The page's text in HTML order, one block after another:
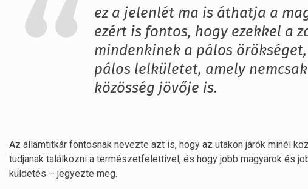
ez a jelenlét ma is áthatja a
ezért is fontos, hogy ezekkel a
mindenkinek a pálos
pálos lelkületet, amely
közösség jövője is.
Az államtitkár fontosnak nevezte azt is, hogy az utakon járók minél
tudjanak találkozni a természetfelettivel, és hogy jobb magyarok és
küldetés – jegyezte meg.